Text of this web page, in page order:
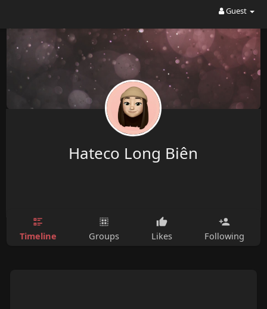
Guest
Hateco Long Biên
Timeline Groups Likes Following